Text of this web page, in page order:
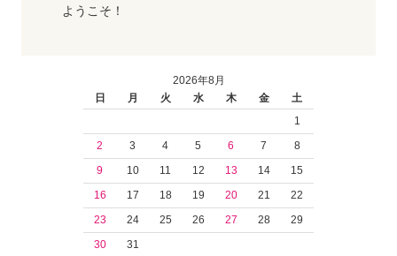
ようこそ！
2026年8月
日
月 火 水 木 金
土
1
2
3 4 5 6 7
8
9
10 11 12 13 14
15
16
17 18 19 20 21
22
23
24 25 26 27 28
29
30
31